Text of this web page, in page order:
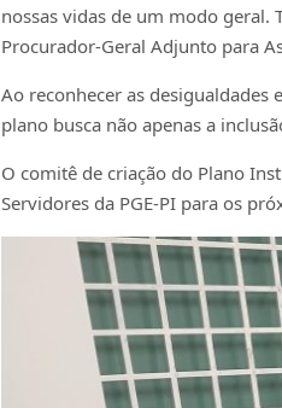
nossas vidas de um modo geral.
Procurador-Geral Adjunto para
Ao reconhecer as desigualdades
plano busca não apenas a
O comitê de criação do Plano
Servidores da PGE-PI para os